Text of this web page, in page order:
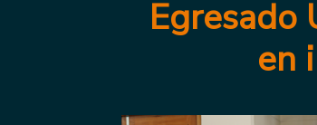
Egresado
en